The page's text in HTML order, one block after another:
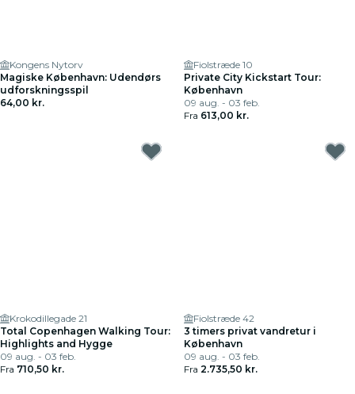
Kongens Nytorv
Magiske København: Udendørs
udforskningsspil
64,00 kr.
Fiolstræde 10
Private City Kickstart Tour:
København
09 aug. - 03 feb.
Fra 613,00 kr.
Krokodillegade 21
Total Copenhagen Walking Tour:
Highlights and Hygge
09 aug. - 03 feb.
Fra 710,50 kr.
Fiolstræde 42
3 timers privat vandretur i
København
09 aug. - 03 feb.
Fra 2.735,50 kr.